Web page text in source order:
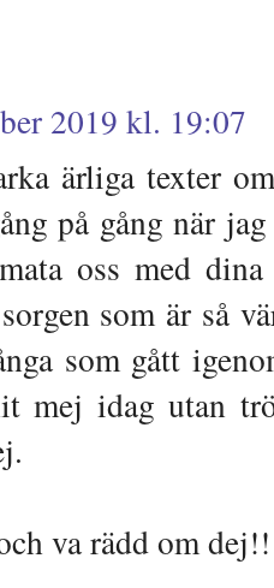
2019 kl. 19:07
ärliga texter
på gång när
oss med
som är så
som gått
mej idag utan
va rädd om